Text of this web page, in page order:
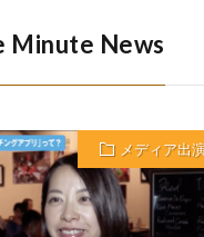
Minute News
メディア出